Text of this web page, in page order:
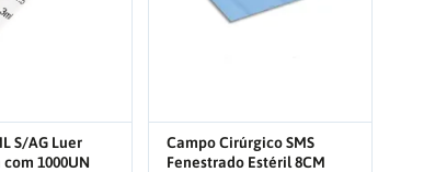
S/AG Luer
1000UN
Campo Cirúrgico SMS
Fenestrado Estéril 8CM